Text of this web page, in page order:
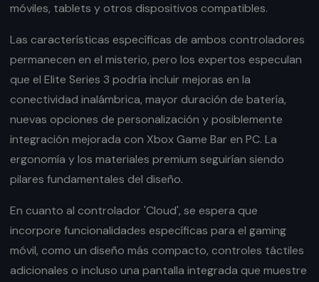
móviles, tablets y otros dispositivos compatibles.
Las características específicas de ambos controladores
permanecen en el misterio, pero los expertos especulan
que el Elite Series 3 podría incluir mejoras en la
conectividad inalámbrica, mayor duración de batería,
nuevas opciones de personalización y posiblemente
integración mejorada con Xbox Game Bar en PC. La
ergonomía y los materiales premium seguirían siendo
pilares fundamentales del diseño.
En cuanto al controlador 'Cloud', se espera que
incorpore funcionalidades específicas para el gaming
móvil, como un diseño más compacto, controles táctiles
adicionales o incluso una pantalla integrada que muestre